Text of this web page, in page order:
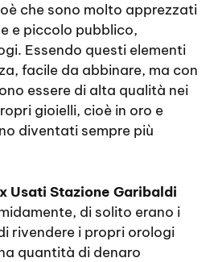
che sono molto apprezzati
e piccolo pubblico,
Essendo questi elementi
facile da abbinare, ma con
essere di alta qualità nei
gioielli, cioè in oro e
diventati sempre più
Usati Stazione Garibaldi
di solito erano i
rivendere i propri orologi
quantità di denaro